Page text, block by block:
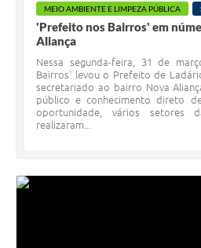
MEIO AMBIENTE E LIMPEZA PÚBLICA
'Prefeito nos Bairros' em
Aliança
Nessa segunda-feira, 31 de
Bairros' levou o Prefeito de
secretariado ao bairro Nova
público e conhecimento direto
oportunidade, vários setores
realizaram...